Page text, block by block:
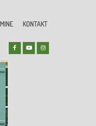
KONTAKT